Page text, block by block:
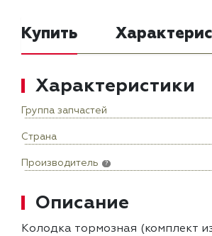
Купить
Характеристики
Группа запчастей
Страна
Производитель ?
Описание
Колодка тормозная (комплект